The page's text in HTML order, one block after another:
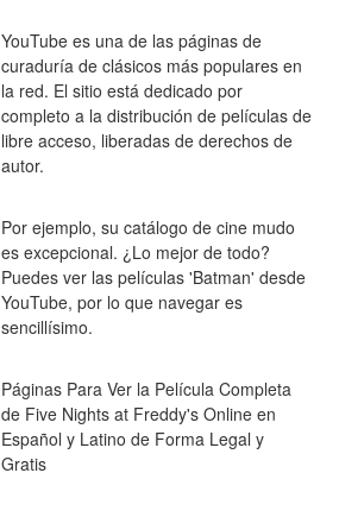
YouTube es una de las páginas de
curaduría de clásicos más populares en
la red. El sitio está dedicado por
completo a la distribución de películas de
libre acceso, liberadas de derechos de
autor.
Por ejemplo, su catálogo de cine mudo
es excepcional. ¿Lo mejor de todo?
Puedes ver las películas 'Batman' desde
YouTube, por lo que navegar es
sencillísimo.
Páginas Para Ver la Película Completa
de Five Nights at Freddy's Online en
Español y Latino de Forma Legal y
Gratis